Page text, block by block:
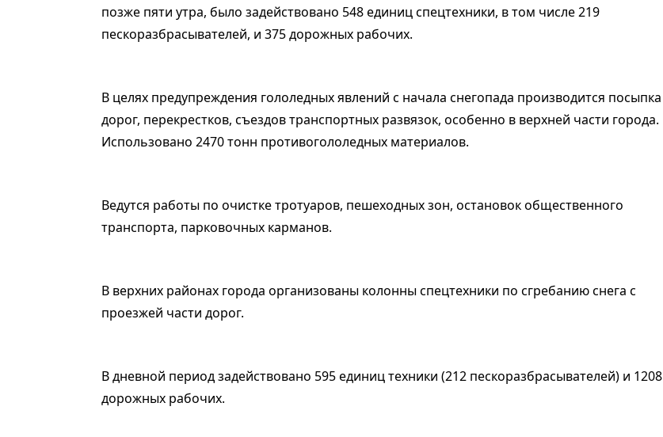
позже пяти утра, было задействовано 548 единиц спецтехники, в том числе 219
пескоразбрасывателей, и 375 дорожных рабочих.
В целях предупреждения гололедных явлений с начала снегопада производится посыпка
дорог, перекрестков, съездов транспортных развязок, особенно в верхней части города.
Использовано 2470 тонн противогололедных материалов.
Ведутся работы по очистке тротуаров, пешеходных зон, остановок общественного
транспорта, парковочных карманов.
В верхних районах города организованы колонны спецтехники по сгребанию снега с
проезжей части дорог.
В дневной период задействовано 595 единиц техники (212 пескоразбрасывателей) и 1208
дорожных рабочих.